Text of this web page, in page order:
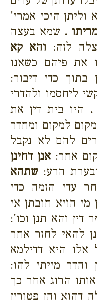
וליתן היכי אמרי'
. שמא בעצה
לזה: והא קא
את פיהם כשאנו
בתוך כדי דיבור:
ליחסמו ולהדרי
. היו בית דין את
למקום ומחדר
להם לא נקבל
אחר:אנן דחינן
הרע: שתהא
עדי הזמה כדי
מי הויא חובתן אי
דין והא תנן וכו':
להאי לחזר אחר
אלו היא דדילמא
והדר מייתי להו:
אותו הרוג אחר כך
דהוא והן פטורין